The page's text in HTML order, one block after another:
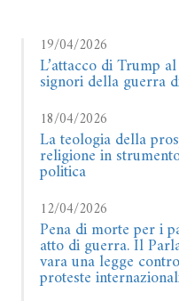
19/04/2026
L’attacco di Trump
signori della guerra
18/04/2026
La teologia della
religione in
politica
12/04/2026
Pena di morte per i
atto di guerra. Il
vara una legge
proteste